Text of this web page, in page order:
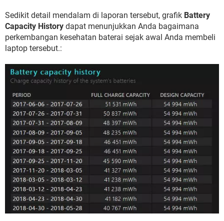
Sedikit detail mendalam di laporan tersebut, grafik Battery
Capacity History dapat menunjukkan Anda bagaimana
perkembangan kesehatan baterai sejak awal Anda membeli
laptop tersebut.: